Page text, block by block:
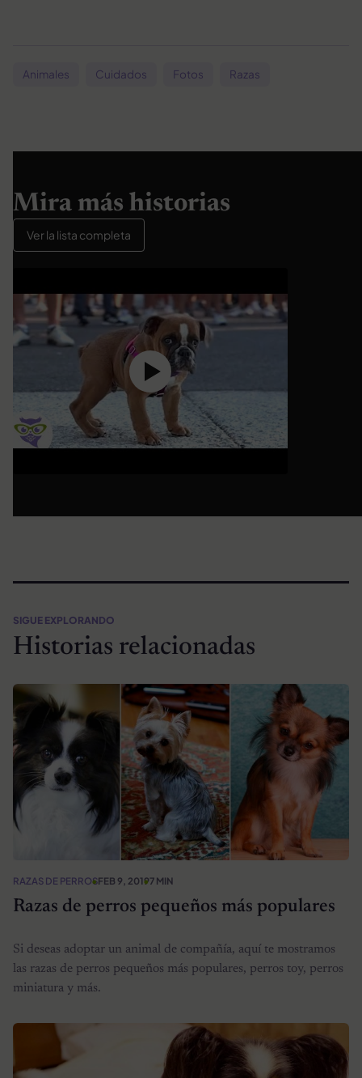
Animales Cuidados Fotos Razas
Mira más historias
Ver la lista completa
SIGUE EXPLORANDO
Historias relacionadas
RAZAS DE PERROSFEB 9, 20197 MIN
Razas de perros pequeños más populares
Si deseas adoptar un animal de compañía, aquí te mostramos
las razas de perros pequeños más populares, perros toy, perros
miniatura y más.